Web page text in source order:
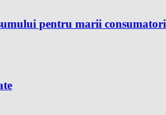
pentru marii consumatori